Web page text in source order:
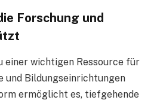
Forschung und
einer wichtigen Ressource für
und Bildungseinrichtungen
ermöglicht es, tiefgehende